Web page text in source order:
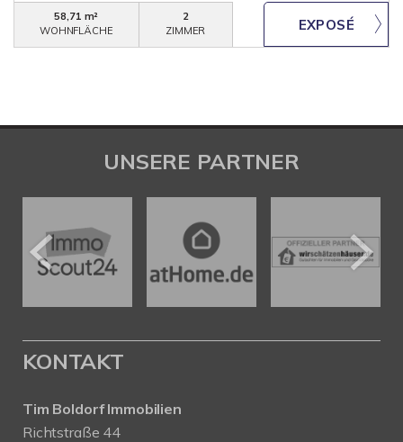
58,71 m²
WOHNFLÄCHE
2
ZIMMER
UNSERE PARTNER
KONTAKT
Tim Boldorf Immobilien
Richtstraße 44